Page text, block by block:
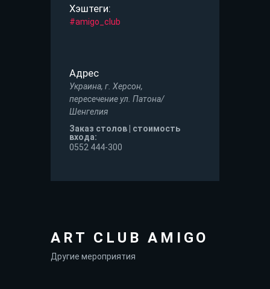
Хэштеги:
#amigo_club
Адрес
Украина, г. Херсон,
пересечение ул. Патона/
Шенгелия
Заказ столов | стоимость
входа:
0552 444-300
ART CLUB АMIGO
Другие мероприятия